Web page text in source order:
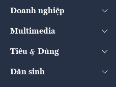
Khung pháp lý
Thị trường
Nông sản
Doanh nghiệp
Multimedia
Tiêu & Dùng
Dân sinh